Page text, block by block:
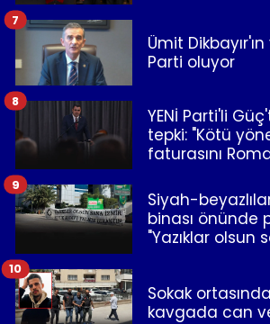
Ümit
Parti oluyor
7
YENİ Parti'li
tepki: "Kötü
faturasını
8
Siyah-
binası önünde
"Yazıklar olsun
9
Sokak
kavgada can
10